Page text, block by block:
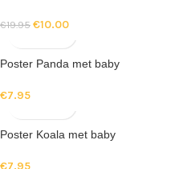
€19.95 €10.00
Poster Panda met baby
€7.95
Poster Koala met baby
€7.95